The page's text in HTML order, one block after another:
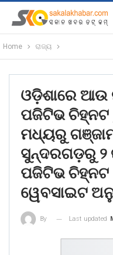
Home ରାଜ୍ୟ
ଓଡ଼ିଶାରେ ଆଉ
ପଜିଟିଭ ଚିହ୍ନଟ
ମଧ୍ୟରୁ
ସୁନ୍ଦରଗଡ଼ରୁ ୨
ପଜିଟିଭ ଚିହ୍ନଟ
ୱେବସାଇଟ
By Last updated